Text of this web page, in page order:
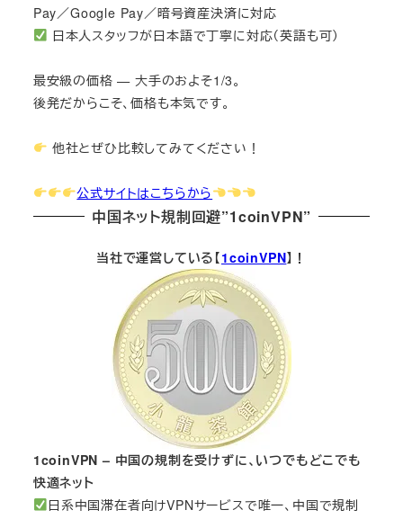
Pay／Google Pay／暗号資産決済に対応
日本人スタッフが日本語で丁寧に対応（英語も可）
最安級の価格 — 大手のおよそ1/3。
後発だからこそ、価格も本気です。
他社とぜひ比較してみてください！
公式サイトはこちらから
中国ネット規制回避”1coinVPN”
当社で運営している【1coinVPN】！
1coinVPN – 中国の規制を受けずに、いつでもどこでも
快適ネット
日系中国滞在者向けVPNサービスで唯一、中国で規制